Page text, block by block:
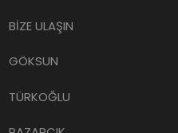
BİZE ULAŞIN
GÖKSUN
TÜRKOĞLU